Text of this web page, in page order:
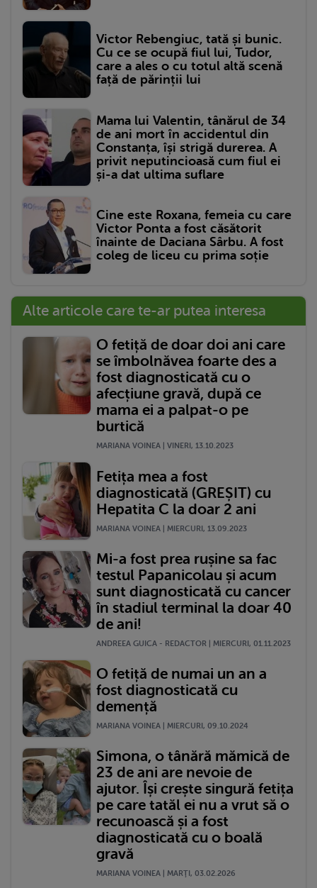
Victor Rebengiuc, tată și bunic.
Cu ce se ocupă fiul lui, Tudor,
care a ales o cu totul altă scenă
față de părinții lui
Mama lui Valentin, tânărul de 34
de ani mort în accidentul din
Constanța, își strigă durerea. A
privit neputincioasă cum fiul ei
și-a dat ultima suflare
Cine este Roxana, femeia cu care
Victor Ponta a fost căsătorit
înainte de Daciana Sârbu. A fost
coleg de liceu cu prima soție
Alte articole care te-ar putea interesa
O fetiță de doar doi ani care
se îmbolnăvea foarte des a
fost diagnosticată cu o
afecțiune gravă, după ce
mama ei a palpat-o pe
burtică
MARIANA VOINEA | VINERI, 13.10.2023
Fetița mea a fost
diagnosticată (GREȘIT) cu
Hepatita C la doar 2 ani
MARIANA VOINEA | MIERCURI, 13.09.2023
Mi-a fost prea rușine sa fac
testul Papanicolau și acum
sunt diagnosticată cu cancer
în stadiul terminal la doar 40
de ani!
ANDREEA GUICA - REDACTOR | MIERCURI, 01.11.2023
O fetiță de numai un an a
fost diagnosticată cu
demență
MARIANA VOINEA | MIERCURI, 09.10.2024
Simona, o tânără mămică de
23 de ani are nevoie de
ajutor. Își crește singură fetița
pe care tatăl ei nu a vrut să o
recunoască și a fost
diagnosticată cu o boală
gravă
MARIANA VOINEA | MARŢI, 03.02.2026